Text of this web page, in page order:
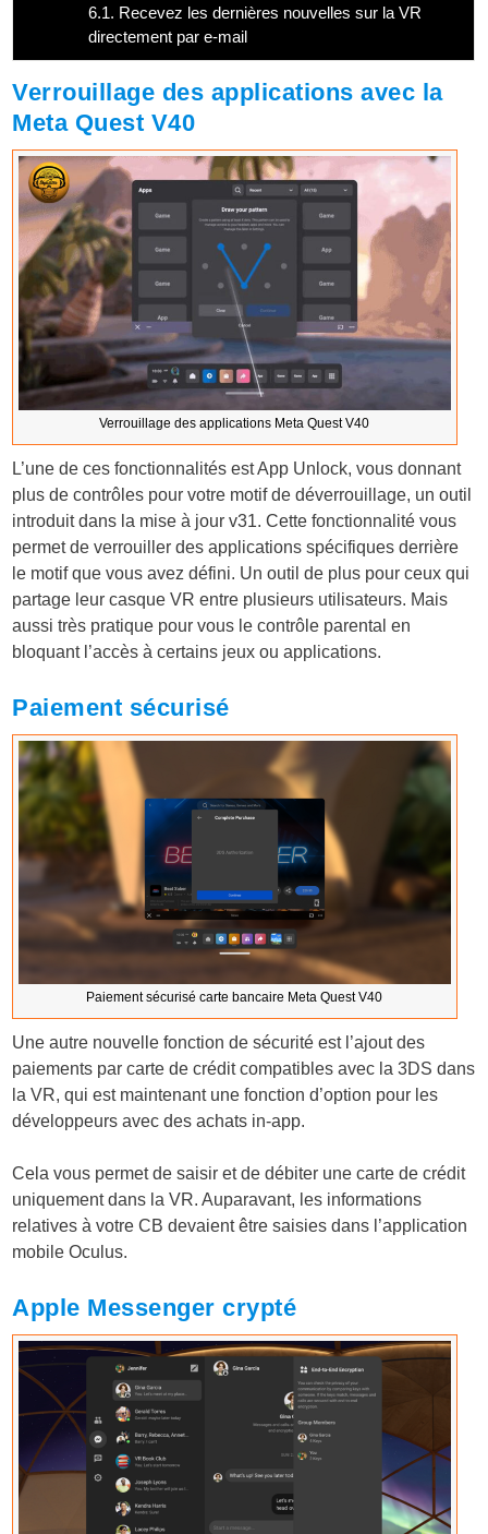
6.1. Recevez les dernières nouvelles sur la VR
directement par e-mail
Verrouillage des applications avec la
Meta Quest V40
Verrouillage des applications Meta Quest V40
L’une de ces fonctionnalités est App Unlock, vous donnant
plus de contrôles pour votre motif de déverrouillage, un outil
introduit dans la mise à jour v31. Cette fonctionnalité vous
permet de verrouiller des applications spécifiques derrière
le motif que vous avez défini. Un outil de plus pour ceux qui
partage leur casque VR entre plusieurs utilisateurs. Mais
aussi très pratique pour vous le contrôle parental en
bloquant l’accès à certains jeux ou applications.
Paiement sécurisé
Paiement sécurisé carte bancaire Meta Quest V40
Une autre nouvelle fonction de sécurité est l’ajout des
paiements par carte de crédit compatibles avec la 3DS dans
la VR, qui est maintenant une fonction d’option pour les
développeurs avec des achats in-app.
Cela vous permet de saisir et de débiter une carte de crédit
uniquement dans la VR. Auparavant, les informations
relatives à votre CB devaient être saisies dans l’application
mobile Oculus.
Apple Messenger crypté